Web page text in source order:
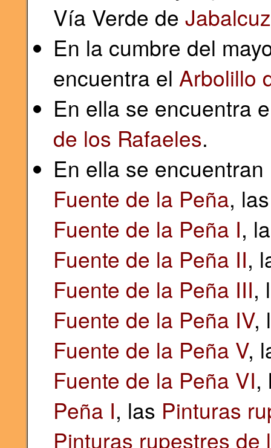
Vía Verde de Jabalcuz
En la cumbre del
encuentra el Arbolillo
En ella se encuentra
de los Rafaeles.
En ella se
Fuente de la Peña,
Fuente de la Peña I,
Fuente de la Peña II,
Fuente de la Peña III,
Fuente de la Peña IV,
Fuente de la Peña V,
Fuente de la Peña VI,
Peña I, las Pinturas
Pinturas rupestres de